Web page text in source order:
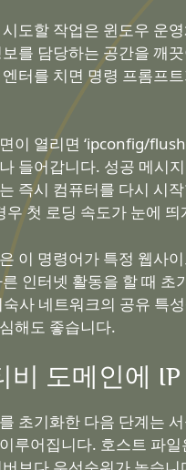
도할 작업은 윈도우 운
를 담당하는 공간을 깨
터를 치면 명령 프롬프
이 열리면 ‘ipconfig/
들어갑니다. 성공 메시
즉시 컴퓨터를 다시 시
우 첫 로딩 속도가 눈에
이 명령어가 특정 웹사
인터넷 활동을 할 때
사 네트워크의 공유 특
해도 좋습니다.
비 도메인에
초기화한 다음 단계는
루어집니다. 호스트 파